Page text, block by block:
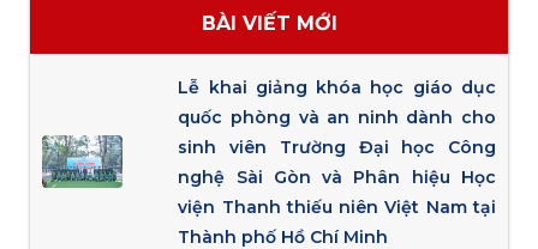
BÀI VIẾT MỚI
Lễ khai giảng khóa học giáo dục
quốc phòng và an ninh dành cho
sinh viên Trường Đại học Công
nghệ Sài Gòn và Phân hiệu Học
viện Thanh thiếu niên Việt Nam tại
Thành phố Hồ Chí Minh